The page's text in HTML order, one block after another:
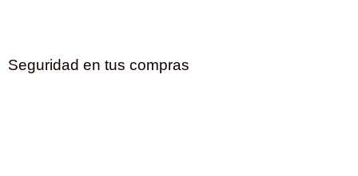
Seguridad en tus compras